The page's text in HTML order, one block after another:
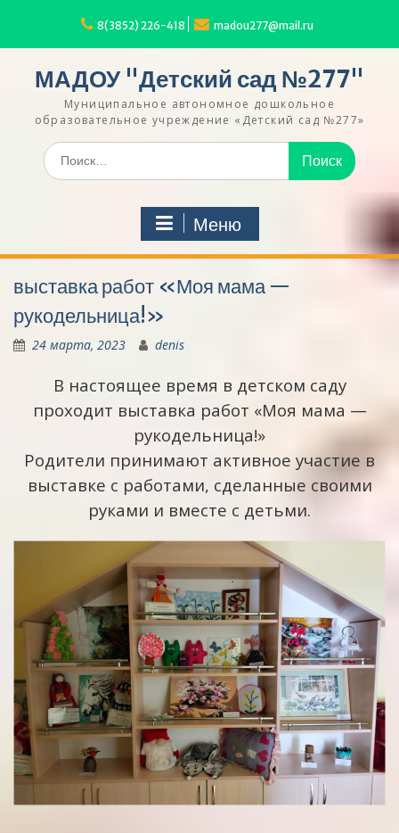
содержимому
8(3852) 226-418 madou277@mail.ru
МАДОУ "Детский сад №277"
Муниципальное автономное дошкольное
образовательное учреждение «Детский сад №277»
Искать:
Меню
выставка работ «Моя мама —
рукодельница!»
24 марта, 2023 denis
В настоящее время в детском саду
проходит выставка работ «Моя мама —
рукодельница!»
Родители принимают активное участие в
выставке с работами, сделанные своими
руками и вместе с детьми.